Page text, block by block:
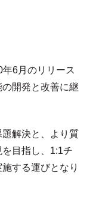
6月のリリース
開発と改善に継
解決と、より質
目指し、1:1チ
する運びとなり